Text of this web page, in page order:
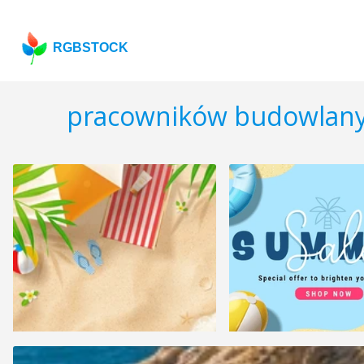
RGBSTOCK
pracowników